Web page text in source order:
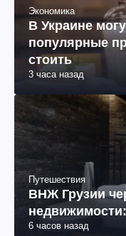
Экономика
В Украине
популярные
стоить
3 часа назад
Путешествия
ВНЖ Грузии
6 часов назад